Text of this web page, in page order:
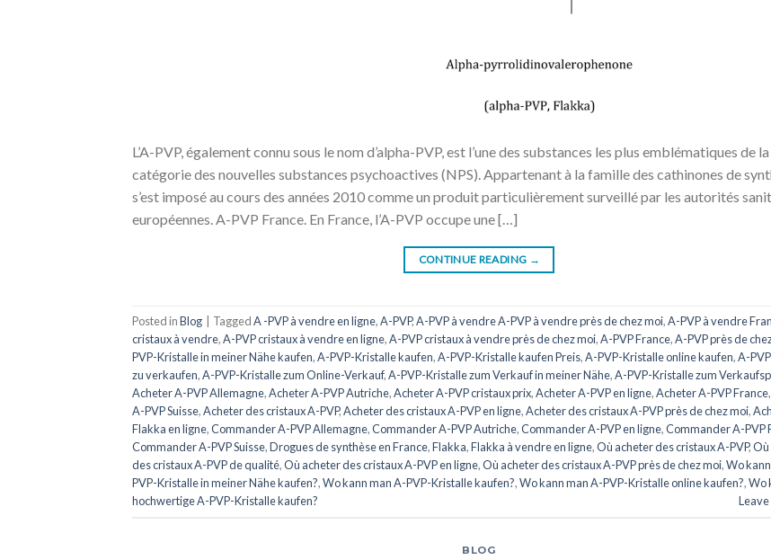
L’A-PVP, également connu sous le nom d’alpha-PVP, est l’une des substances les plus emblématiques de la
catégorie des nouvelles substances psychoactives (NPS). Appartenant à la famille des cathinones de
s’est imposé au cours des années 2010 comme un produit particulièrement surveillé par les autorités
européennes. A-PVP France. En France, l’A-PVP occupe une […]
CONTINUE READING →
Posted inBlog TaggedA -PVP à vendre en ligne,A-PVP,A-PVP à vendre A-PVP à vendre près de chez moi,A-PVP à vendre
cristaux à vendre,A-PVP cristaux à vendre en ligne,A-PVP cristaux à vendre près de chez moi,A-PVP France,A-PVP près de
PVP-Kristalle in meiner Nähe kaufen,A-PVP-Kristalle kaufen,A-PVP-Kristalle kaufen Preis,A-PVP-Kristalle online kaufen,A-
zu verkaufen,A-PVP-Kristalle zum Online-Verkauf,A-PVP-Kristalle zum Verkauf in meiner Nähe,A-PVP-Kristalle zum
Acheter A-PVP Allemagne,Acheter A-PVP Autriche,Acheter A-PVP cristaux prix,Acheter A-PVP en ligne,Acheter A-PVP France,
A-PVP Suisse,Acheter des cristaux A-PVP,Acheter des cristaux A-PVP en ligne,Acheter des cristaux A-PVP près de chez moi,
Flakka en ligne,Commander A-PVP Allemagne,Commander A-PVP Autriche,Commander A-PVP en ligne,Commander A-PVP
Commander A-PVP Suisse,Drogues de synthèse en France,Flakka,Flakka à vendre en ligne,Où acheter des cristaux A-PVP,Où
des cristaux A-PVP de qualité,Où acheter des cristaux A-PVP en ligne,Où acheter des cristaux A-PVP près de chez moi,Wo
PVP-Kristalle in meiner Nähe kaufen?,Wo kann man A-PVP-Kristalle kaufen?,Wo kann man A-PVP-Kristalle online kaufen?,Wo
hochwertige A-PVP-Kristalle kaufen?
BLOG